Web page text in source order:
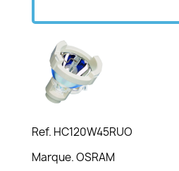
Ref. HC120W45RUO
Marque. OSRAM